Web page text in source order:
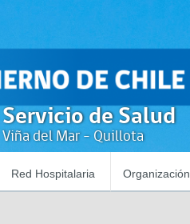
Servicio de Salud
Viña del Mar - Quillota
Red Hospitalaria Organización